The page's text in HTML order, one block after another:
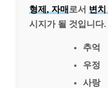
형제, 자매 로서 변
시지가 될 것입니다.
추억
우정
사랑